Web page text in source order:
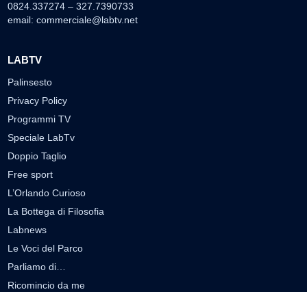
0824.337274 – 327.7390733
email: commerciale@labtv.net
LABTV
Palinsesto
Privacy Policy
Programmi TV
Speciale LabTv
Doppio Taglio
Free sport
L’Orlando Curioso
La Bottega di Filosofia
Labnews
Le Voci del Parco
Parliamo di…
Ricomincio da me